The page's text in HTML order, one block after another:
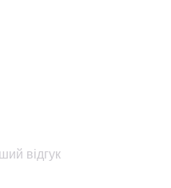
відгук